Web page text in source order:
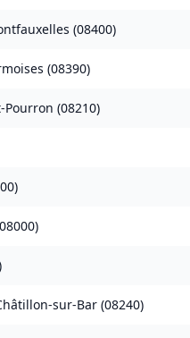
(08400)
(08390)
Pourron (08210)
)
08000)
sur-Bar (08240)